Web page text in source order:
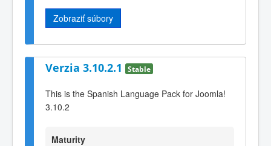
Zobraziť súbory
Verzia 3.10.2.1 Stable
This is the Spanish Language Pack for Joomla!
3.10.2
Maturity